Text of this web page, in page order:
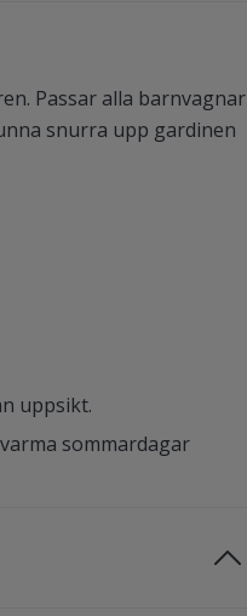
Passar alla barnvagnar
snurra upp gardinen
uppsikt.
sommardagar